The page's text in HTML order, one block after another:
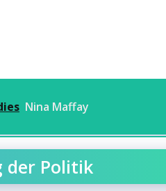
Nina Maffay
der Politik